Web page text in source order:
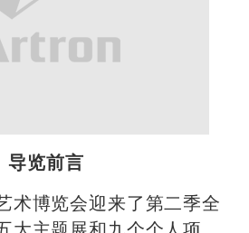
导览前言
术博览会迎来了第二季全
大主题展和九个个人项